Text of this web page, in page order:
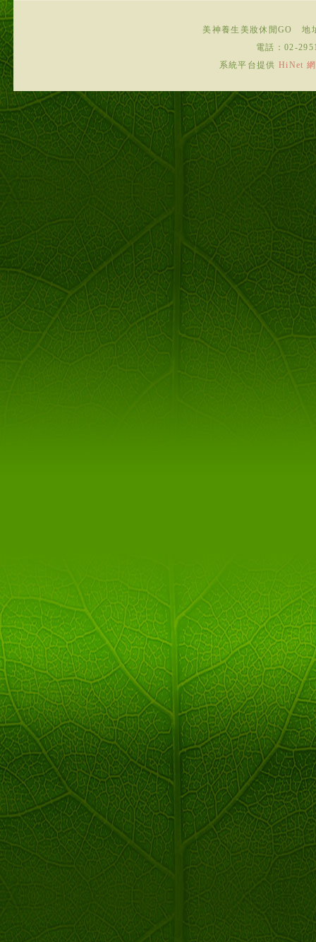
美神養生美妝休閒GO
地
電話： 02-
系統平台提供HiNet